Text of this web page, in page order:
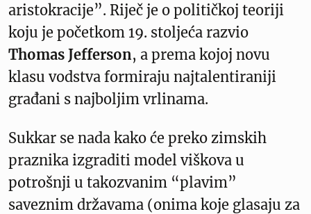
aristokracije”. Riječ je o političkoj teoriji
koju je početkom 19. stoljeća razvio
Thomas Jefferson, a prema kojoj novu
klasu vodstva formiraju najtalentiraniji
građani s najboljim vrlinama.
Sukkar se nada kako će preko zimskih
praznika izgraditi model viškova u
potrošnji u takozvanim “plavim”
saveznim državama (onima koje glasaju za